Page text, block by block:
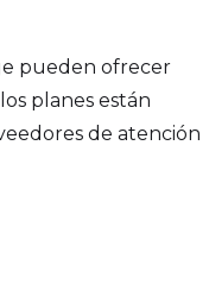
pueden ofrecer
planes están
de atención